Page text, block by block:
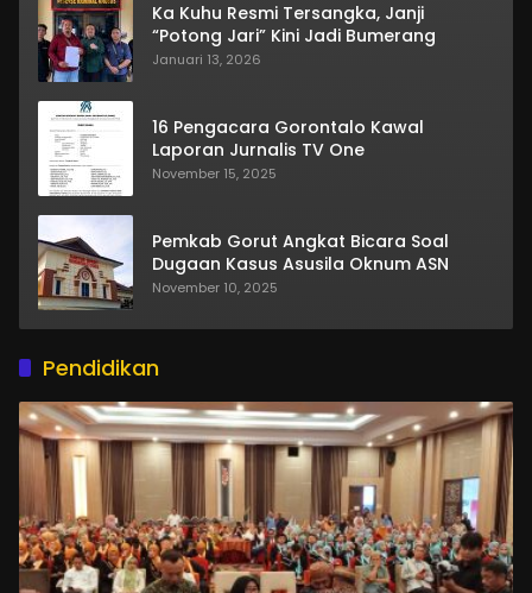
Ka Kuhu Resmi Tersangka, Janji
“Potong Jari” Kini Jadi Bumerang
Januari 13, 2026
16 Pengacara Gorontalo Kawal
Laporan Jurnalis TV One
November 15, 2025
Pemkab Gorut Angkat Bicara Soal
Dugaan Kasus Asusila Oknum ASN
November 10, 2025
Pendidikan